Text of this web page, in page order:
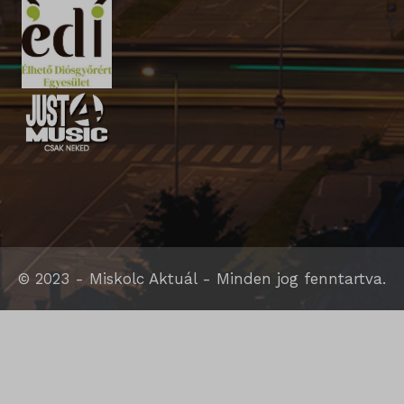
© 2023 - Miskolc Aktuál - Minden jog fenntartva.
SLO_G_WPT_TO
SLO_GWPT_Show_Hide_tmp
SLO_wptGlobTipTmp
sm_spd_caution
ssm_au_c